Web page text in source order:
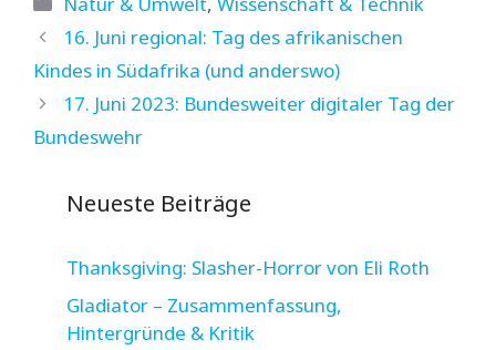
16. Juni regional: Tag des afrikanischen
Kindes in Südafrika (und anderswo)
17. Juni 2023: Bundesweiter digitaler Tag der
Bundeswehr
Neueste Beiträge
Thanksgiving: Slasher-Horror von Eli Roth
Gladiator – Zusammenfassung,
Hintergründe & Kritik